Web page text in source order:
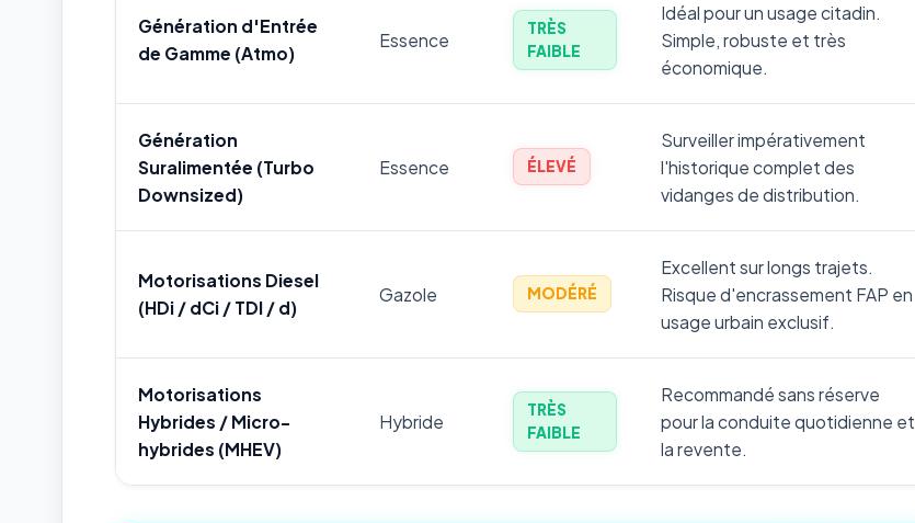
Génération d'Entrée
de Gamme (Atmo)
Essence
TRÈS
FAIBLE
Idéal pour un usage citadin.
Simple, robuste et très
économique.
Génération
Suralimentée (Turbo
Downsized)
Essence ÉLEVÉ
Surveiller impérativement
l'historique complet des
vidanges de distribution.
Motorisations Diesel
(HDi / dCi / TDI / d)
Gazole MODÉRÉ
Excellent sur longs trajets.
Risque d'encrassement FAP en
usage urbain exclusif.
Motorisations
Hybrides / Micro-
hybrides (MHEV)
Hybride
TRÈS
FAIBLE
Recommandé sans réserve
pour la conduite quotidienne et
la revente.